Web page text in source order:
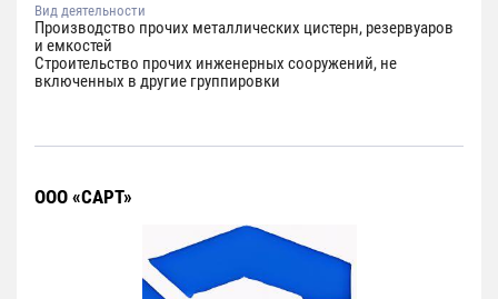
Вид деятельности
Производство прочих металлических цистерн, резервуаров
и емкостей
Строительство прочих инженерных сооружений, не
включенных в другие группировки
ООО «САРТ»